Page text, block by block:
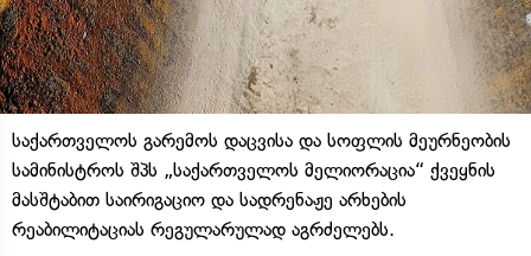
საქართველოს გარემოს დაცვისა და სოფლის მეურნეობის
სამინისტროს შპს „საქართველოს მელიორაცია“ ქვეყნის
მასშტაბით საირიგაციო და სადრენაჟე არხების
რეაბილიტაციას რეგულარულად აგრძელებს.